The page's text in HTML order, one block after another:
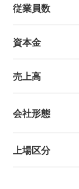
従業員数
資本金
売上高
会社形態
上場区分